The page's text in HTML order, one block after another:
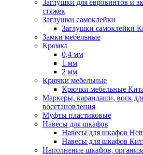
Заглушки для евровинтов и
стяжек
Заглушки самоклейки
Заглушки самоклейки
Замки мебельные
Кромка
0,4 мм
1 мм
2 мм
Крючки мебельные
Крючки мебельные
Маркеры, карандаши, воск
восстановления
Муфты пластиковые
Навесы для шкафов
Навесы для шкафов
Навесы для шкафов
Наполнение шкафов,